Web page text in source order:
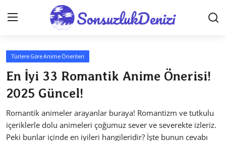
Anasayfa
Gizlilik Sözleşmesi
İletişim
Genel
Türlere Göre Anime Önerileri
En İyi 33 Romantik Anime Önerisi!
2025 Güncel!
Romantik animeler arayanlar buraya! Romantizm ve tutkulu
içeriklerle dolu animeleri çoğumuz sever ve severekte izleriz.
Peki bunlar içinde en iyileri hangileridir? İşte bunun cevabı